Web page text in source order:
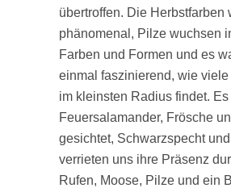
übertroffen. Die Herbstfarben
phänomenal, Pilze wuchsen
Farben und Formen und es
einmal faszinierend, wie viele
im kleinsten Radius findet.
Feuersalamander, Frösche
gesichtet, Schwarzspecht
verrieten uns ihre Präsenz
Rufen, Moose, Pilze und ein